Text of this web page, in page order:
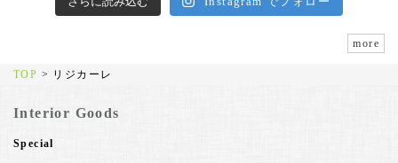
more
TOP > リジカーレ
Interior Goods
Special